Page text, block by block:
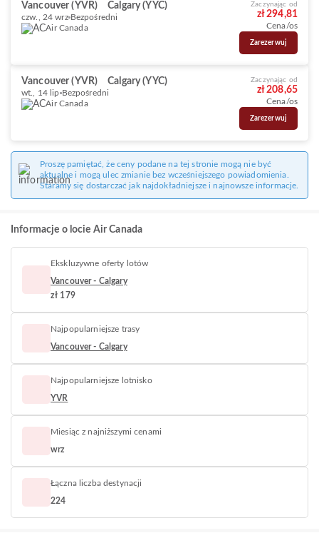
Vancouver (YVR) Calgary (YYC)
czw., 24 wrz Bezpośredni
Air Canada
Zaczynając od
zł 294,81
Cena/os
Zarezerwuj
Vancouver (YVR) Calgary (YYC)
wt., 14 lip Bezpośredni
Air Canada
Zaczynając od
zł 208,65
Cena/os
Zarezerwuj
Proszę pamiętać, że ceny podane na tej stronie mogą nie być
aktualne i mogą ulec zmianie bez wcześniejszego powiadomienia.
Staramy się dostarczać jak najdokładniejsze i najnowsze informacje.
Informacje o locie Air Canada
Ekskluzywne oferty lotów
Vancouver - Calgary
zł 179
Najpopularniejsze trasy
Vancouver - Calgary
Najpopularniejsze lotnisko
YVR
Miesiąc z najniższymi cenami
wrz
Łączna liczba destynacji
224